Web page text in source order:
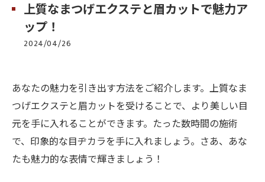
上質なまつげエクステと眉カットで魅力ア
ップ！
2024/04/26
あなたの魅力を引き出す方法をご紹介します。上質なま
つげエクステと眉カットを受けることで、より美しい目
元を手に入れることができます。たった数時間の施術
で、印象的な目ヂカラを手に入れましょう。さあ、あな
たも魅力的な表情で輝きましょう！